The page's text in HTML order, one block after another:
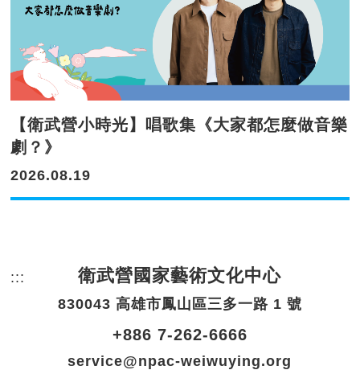
【衛武營小時光】唱歌集《大家都怎麼做音樂
劇？》
2026.08.19
::: 頁尾網站資訊。
衛武營國家藝術文化中心
830043 高雄市鳳山區三多一路 1 號
+886 7-262-6666
service@npac-weiwuying.org